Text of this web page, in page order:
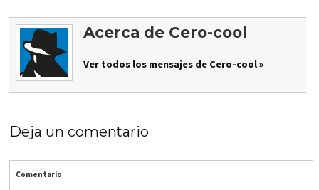
Acerca de Cero-cool
Ver todos los mensajes de Cero-cool »
Deja un comentario
Comentario